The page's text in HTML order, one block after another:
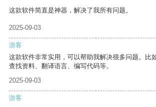
这款软件简直是神器，解决了我所有问题。
2025-09-03
游客
这款软件非常实用，可以帮助我解决很多问题。比
查找资料、翻译语言、编写代码等。
2025-09-03
游客